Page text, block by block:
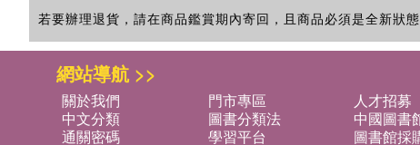
若要辦理退貨，請在商品鑑賞期內寄回，且商品必須是全新狀
網站導航 >>
關於我們 門市專區 人才招募
中文分類
圖書分類法 中國圖書
通關密碼
學習平台 圖書館採